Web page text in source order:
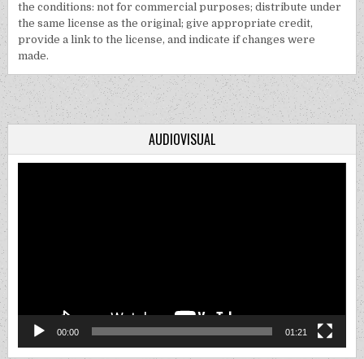
the conditions: not for commercial purposes; distribute under
the same license as the original; give appropriate credit,
provide a link to the license, and indicate if changes were
made.
AUDIOVISUAL
00:00 01:21